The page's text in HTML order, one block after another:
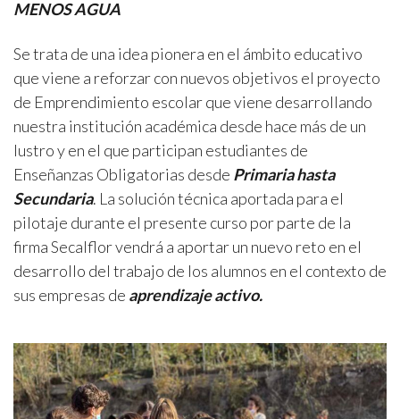
MENOS AGUA
Se trata de una idea pionera en el ámbito educativo
que viene a reforzar con nuevos objetivos el proyecto
de Emprendimiento escolar que viene desarrollando
nuestra institución académica desde hace más de un
lustro y en el que participan estudiantes de
Enseñanzas Obligatorias desde Primaria hasta
Secundaria. La solución técnica aportada para el
pilotaje durante el presente curso por parte de la
firma Secalflor vendrá a aportar un nuevo reto en el
desarrollo del trabajo de los alumnos en el contexto de
sus empresas de aprendizaje activo.